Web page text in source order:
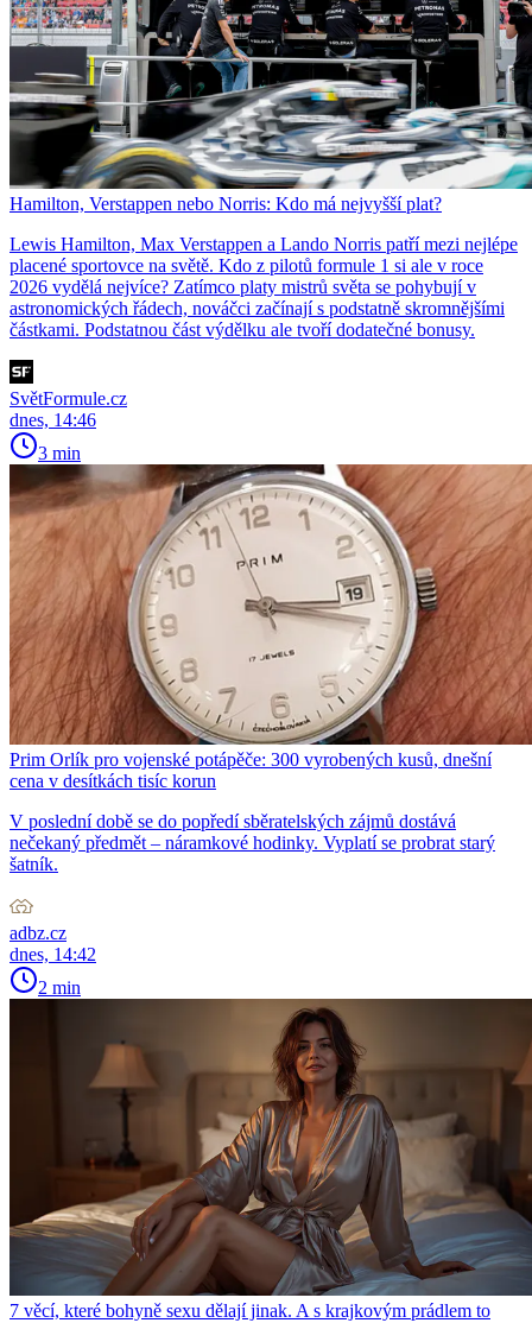
Hamilton, Verstappen nebo Norris: Kdo má nejvyšší plat?
Lewis Hamilton, Max Verstappen a Lando Norris patří mezi nejlépe
placené sportovce na světě. Kdo z pilotů formule 1 si ale v roce
2026 vydělá nejvíce? Zatímco platy mistrů světa se pohybují v
astronomických řádech, nováčci začínají s podstatně skromnějšími
částkami. Podstatnou část výdělku ale tvoří dodatečné bonusy.
SvětFormule.cz
dnes, 14:46
3 min
Prim Orlík pro vojenské potápěče: 300 vyrobených kusů, dnešní
cena v desítkách tisíc korun
V poslední době se do popředí sběratelských zájmů dostává
nečekaný předmět – náramkové hodinky. Vyplatí se probrat starý
šatník.
adbz.cz
dnes, 14:42
2 min
7 věcí, které bohyně sexu dělají jinak. A s krajkovým prádlem to